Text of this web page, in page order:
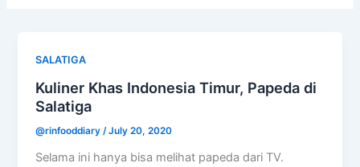
SALATIGA
Kuliner Khas Indonesia Timur, Papeda di
Salatiga
@rinfooddiary /July 20, 2020
Selama ini hanya bisa melihat papeda dari TV.